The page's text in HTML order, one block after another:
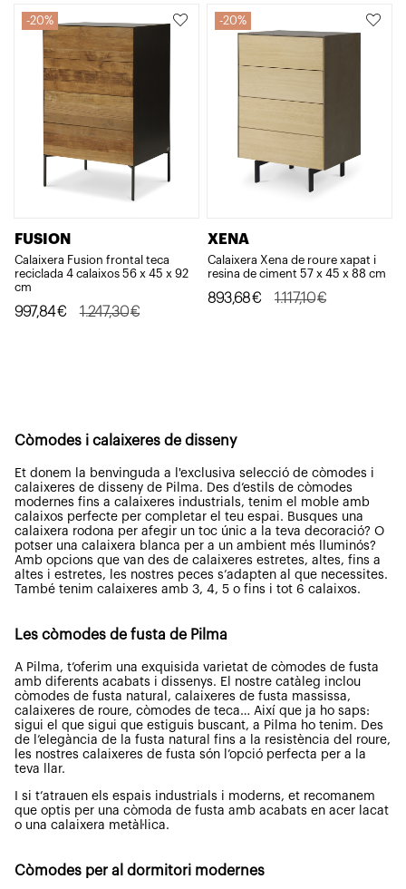
era:
és:
20%
FUSION
Calaixera Fusion frontal teca
reciclada 4 calaixos 56 x 45 x 92
cm
1.247,30€
El
997,84€
El
20%
XENA
Calaixera Xena de roure xapat i
resina de ciment 57 x 45 x 88 cm
1.117,10€
El
893,68€
El
Còmodes i calaixeres de disseny
Et donem la benvinguda a l'exclusiva selecció de còmodes i
calaixeres de disseny de Pilma. Des d’estils de còmodes
modernes fins a calaixeres industrials, tenim el moble amb
calaixos perfecte per completar el teu espai. Busques una
calaixera rodona per afegir un toc únic a la teva decoració? O
potser una calaixera blanca per a un ambient més lluminós?
Amb opcions que van des de calaixeres estretes, altes, fins a
altes i estretes, les nostres peces s’adapten al que necessites.
També tenim calaixeres amb 3, 4, 5 o fins i tot 6 calaixos.
Les còmodes de fusta de Pilma
A Pilma, t’oferim una exquisida varietat de còmodes de fusta
amb diferents acabats i dissenys. El nostre catàleg inclou
còmodes de fusta natural, calaixeres de fusta massissa,
calaixeres de roure, còmodes de teca… Així que ja ho saps:
sigui el que sigui que estiguis buscant, a Pilma ho tenim. Des
de l’elegància de la fusta natural fins a la resistència del roure,
les nostres calaixeres de fusta són l’opció perfecta per a la
teva llar.
I si t’atrauen els espais industrials i moderns, et recomanem
que optis per una còmoda de fusta amb acabats en acer lacat
o una calaixera metàl·lica.
Còmodes per al dormitori modernes